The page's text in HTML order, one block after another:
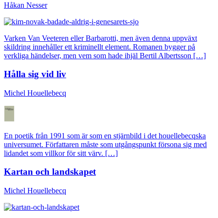
Håkan Nesser
Varken Van Veeteren eller Barbarotti, men även denna uppväxt
skildring innehåller ett kriminellt element. Romanen bygger på
verkliga händelser, men vem som hade ihjäl Bertil Albertsson […]
Hålla sig vid liv
Michel Houellebecq
En poetik från 1991 som är som en stjärnbild i det houellebecqska
universumet. Författaren måste som utgångspunkt försona sig med
lidandet som villkor för sitt värv. […]
Kartan och landskapet
Michel Houellebecq